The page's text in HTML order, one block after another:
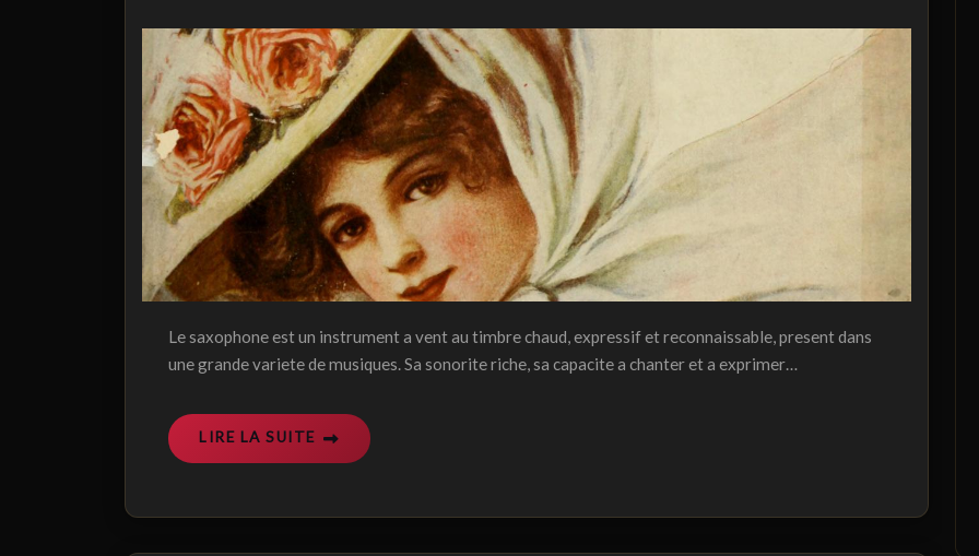
Le saxophone est un instrument a vent au timbre chaud, expressif et reconnaissable, present dans
une grande variete de musiques. Sa sonorite riche, sa capacite a chanter et a exprimer…
LIRE LA SUITE